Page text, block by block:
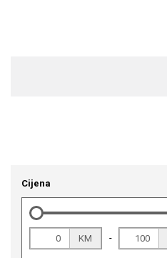
Cijena
KM -